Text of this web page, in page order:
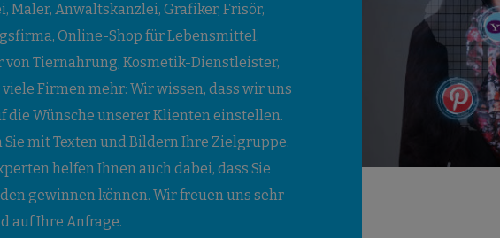
Maler, Anwaltskanzlei, Grafiker, Frisör,
Online-Shop für Lebensmittel,
von Tiernahrung, Kosmetik-Dienstleister,
Firmen mehr: Wir wissen, dass wir uns
die Wünsche unserer Klienten einstellen.
Sie mit Texten und Bildern Ihre Zielgruppe.
helfen Ihnen auch dabei, dass Sie
gewinnen können. Wir freuen uns sehr
auf Ihre Anfrage.